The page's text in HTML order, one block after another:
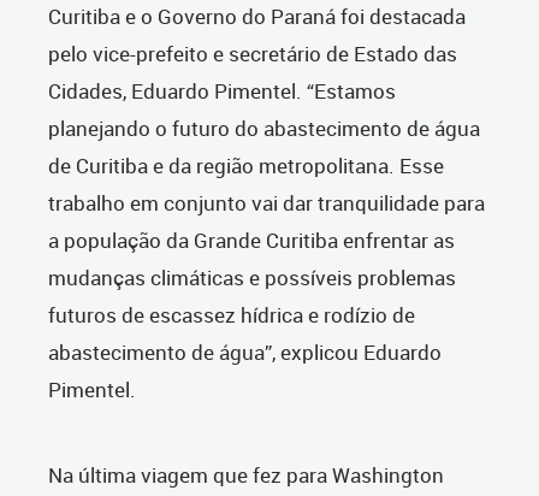
Curitiba e o Governo do Paraná foi destacada
pelo vice-prefeito e secretário de Estado das
Cidades, Eduardo Pimentel. “Estamos
planejando o futuro do abastecimento de água
de Curitiba e da região metropolitana. Esse
trabalho em conjunto vai dar tranquilidade para
a população da Grande Curitiba enfrentar as
mudanças climáticas e possíveis problemas
futuros de escassez hídrica e rodízio de
abastecimento de água”, explicou Eduardo
Pimentel.
Na última viagem que fez para Washington